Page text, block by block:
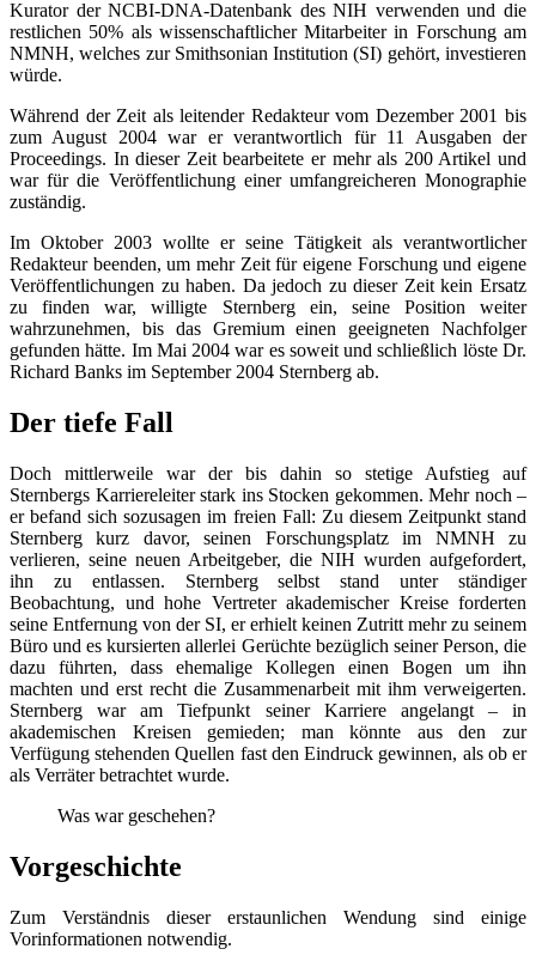
Kurator der NCBI-DNA-Datenbank des NIH verwenden und die
restlichen 50% als wissenschaftlicher Mitarbeiter in Forschung am
NMNH, welches zur Smithsonian Institution (SI) gehört, investieren
würde.
Während der Zeit als leitender Redakteur vom Dezember 2001 bis
zum August 2004 war er verantwortlich für 11 Ausgaben der
Proceedings. In dieser Zeit bearbeitete er mehr als 200 Artikel und
war für die Veröffentlichung einer umfangreicheren Monographie
zuständig.
Im Oktober 2003 wollte er seine Tätigkeit als verantwortlicher
Redakteur beenden, um mehr Zeit für eigene Forschung und eigene
Veröffentlichungen zu haben. Da jedoch zu dieser Zeit kein Ersatz
zu finden war, willigte Sternberg ein, seine Position weiter
wahrzunehmen, bis das Gremium einen geeigneten Nachfolger
gefunden hätte. Im Mai 2004 war es soweit und schließlich löste Dr.
Richard Banks im September 2004 Sternberg ab.
Der tiefe Fall
Doch mittlerweile war der bis dahin so stetige Aufstieg auf
Sternbergs Karriereleiter stark ins Stocken gekommen. Mehr noch –
er befand sich sozusagen im freien Fall: Zu diesem Zeitpunkt stand
Sternberg kurz davor, seinen Forschungsplatz im NMNH zu
verlieren, seine neuen Arbeitgeber, die NIH wurden aufgefordert,
ihn zu entlassen. Sternberg selbst stand unter ständiger
Beobachtung, und hohe Vertreter akademischer Kreise forderten
seine Entfernung von der SI, er erhielt keinen Zutritt mehr zu seinem
Büro und es kursierten allerlei Gerüchte bezüglich seiner Person, die
dazu führten, dass ehemalige Kollegen einen Bogen um ihn
machten und erst recht die Zusammenarbeit mit ihm verweigerten.
Sternberg war am Tiefpunkt seiner Karriere angelangt – in
akademischen Kreisen gemieden; man könnte aus den zur
Verfügung stehenden Quellen fast den Eindruck gewinnen, als ob er
als Verräter betrachtet wurde.
Was war geschehen?
Vorgeschichte
Zum Verständnis dieser erstaunlichen Wendung sind einige
Vorinformationen notwendig.